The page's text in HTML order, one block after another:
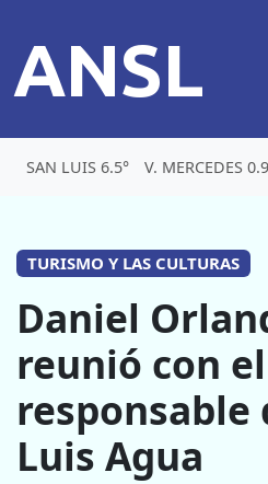
ANSL
SAN LUIS 6.5° V. MERCEDES
TURISMO Y LAS CULTURAS
Daniel
reunió con el
responsable
Luis Agua